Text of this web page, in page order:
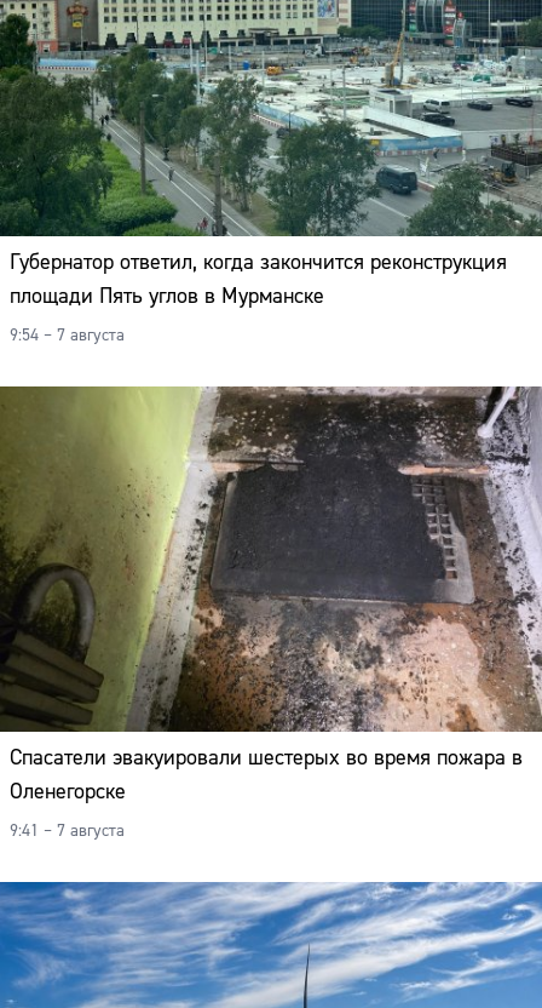
Губернатор ответил, когда закончится реконструкция
площади Пять углов в Мурманске
9:54 – 7 августа
Спасатели эвакуировали шестерых во время пожара в
Оленегорске
9:41 – 7 августа